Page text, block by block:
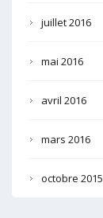
juillet 2016
mai 2016
avril 2016
mars 2016
octobre 2015